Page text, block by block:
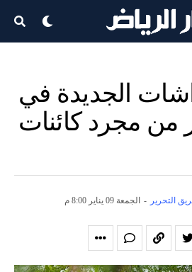
الجديدة في
من مجرد كائنات
التحرير - الجمعة 09 يناير 8:00 م